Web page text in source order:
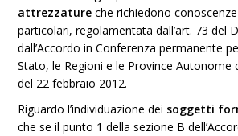
attrezzature che richiedono
particolari, regolamentata dall’art. 73 del
dall’Accordo in Conferenza permanente
Stato, le Regioni e le Province Autonome
del 22 febbraio 2012.
Riguardo l’individuazione dei soggetti
che se il punto 1 della sezione B